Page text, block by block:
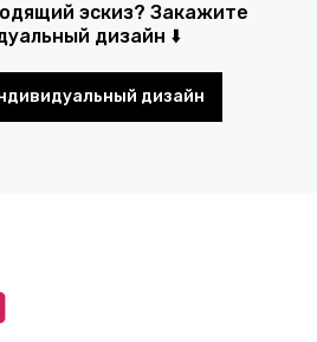
эскиз? Закажите
дизайн ⬇️
дизайн